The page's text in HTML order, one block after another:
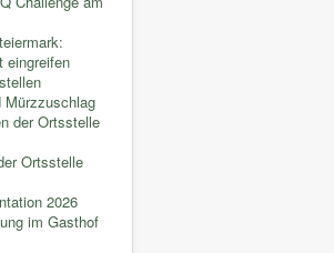
eingreifen
Mürzzuschlag
der Ortsstelle
Ortsstelle
2026
im Gasthof